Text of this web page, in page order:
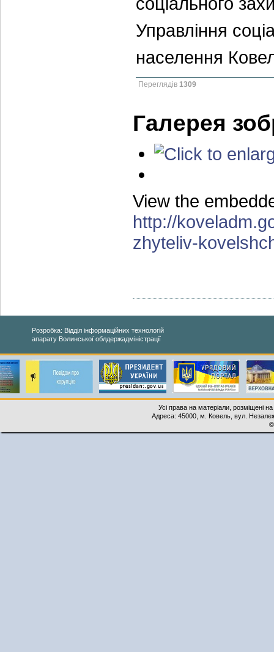
Управління
населення
Переглядів 1309
Галерея
View the
http://
zhyteliv-
Розробка: Відділ інформаційних технологій
апарату Волинської облдержадміністрації
Усі права на матеріали, розміщені
Адреса: 45000, м. Ковель, вул.